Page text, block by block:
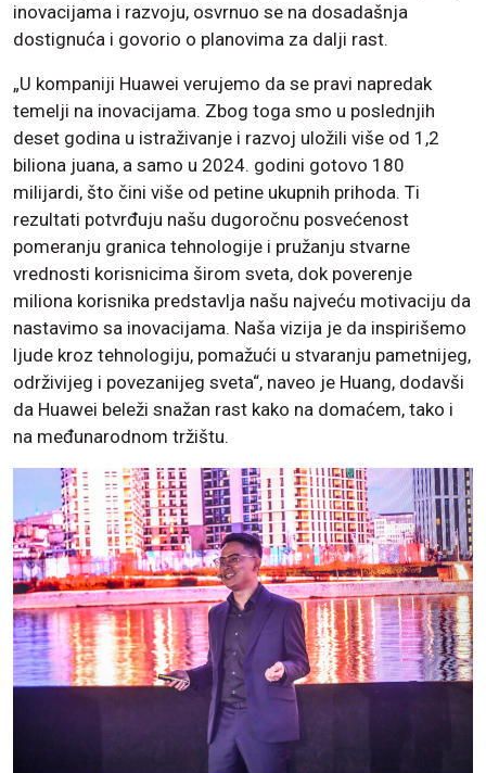
inovacijama i razvoju, osvrnuo se na dosadašnja
dostignuća i govorio o planovima za dalji rast.
„U kompaniji Huawei verujemo da se pravi napredak
temelji na inovacijama. Zbog toga smo u poslednjih
deset godina u istraživanje i razvoj uložili više od 1,2
biliona juana, a samo u 2024. godini gotovo 180
milijardi, što čini više od petine ukupnih prihoda. Ti
rezultati potvrđuju našu dugoročnu posvećenost
pomeranju granica tehnologije i pružanju stvarne
vrednosti korisnicima širom sveta, dok poverenje
miliona korisnika predstavlja našu najveću motivaciju da
nastavimo sa inovacijama. Naša vizija je da inspirišemo
ljude kroz tehnologiju, pomažući u stvaranju pametnijeg,
održivijeg i povezanijeg sveta“, naveo je Huang, dodavši
da Huawei beleži snažan rast kako na domaćem, tako i
na međunarodnom tržištu.